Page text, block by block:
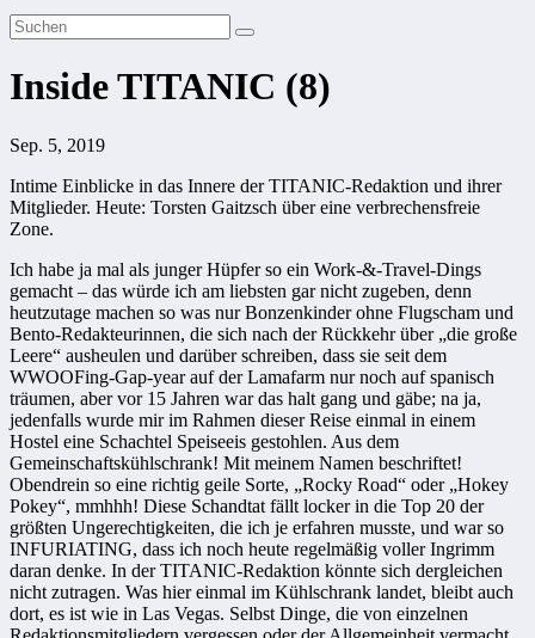
Inside TITANIC (8)
Sep. 5, 2019
Intime Einblicke in das Innere der TITANIC-Redaktion und ihrer
Mitglieder. Heute: Torsten Gaitzsch über eine verbrechensfreie
Zone.
Ich habe ja mal als junger Hüpfer so ein Work-&-Travel-Dings
gemacht – das würde ich am liebsten gar nicht zugeben, denn
heutzutage machen so was nur Bonzenkinder ohne Flugscham und
Bento-Redakteurinnen, die sich nach der Rückkehr über „die große
Leere“ ausheulen und darüber schreiben, dass sie seit dem
WWOOFing-Gap-year auf der Lamafarm nur noch auf spanisch
träumen, aber vor 15 Jahren war das halt gang und gäbe; na ja,
jedenfalls wurde mir im Rahmen dieser Reise einmal in einem
Hostel eine Schachtel Speiseeis gestohlen. Aus dem
Gemeinschaftskühlschrank! Mit meinem Namen beschriftet!
Obendrein so eine richtig geile Sorte, „Rocky Road“ oder „Hokey
Pokey“, mmhhh! Diese Schandtat fällt locker in die Top 20 der
größten Ungerechtigkeiten, die ich je erfahren musste, und war so
INFURIATING, dass ich noch heute regelmäßig voller Ingrimm
daran denke. In der TITANIC-Redaktion könnte sich dergleichen
nicht zutragen. Was hier einmal im Kühlschrank landet, bleibt auch
dort, es ist wie in Las Vegas. Selbst Dinge, die von einzelnen